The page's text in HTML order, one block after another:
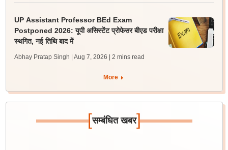
UP Assistant Professor BEd Exam
Postponed 2026: यूपी असिस्टेंट प्रोफेसर बीएड परीक्षा
स्थगित, नई तिथि बाद में
Abhay Pratap Singh | Aug 7, 2026 | 2 mins read
More
[सम्बंधित खबर]